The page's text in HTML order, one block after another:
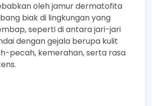
oleh jamur dermatofita
biak di lingkungan yang
seperti di antara jari-jari
dengan gejala berupa kulit
pecah, kemerahan, serta rasa